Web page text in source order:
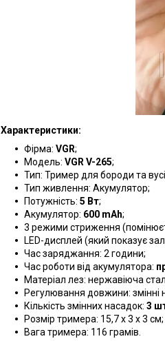
Характеристики:
Фірма: VGR;
Модель: VGR V-265;
Тип: Тример для бороди та
Тип живлення: Акумулятор;
Потужність: 5 Вт;
Акумулятор: 600 mAh;
3 режими стриження
LED-дисплей (який показує
Час заряджання: 2 години;
Час роботи від акумулятора:
Матеріал лез: нержавіюча
Регулювання довжини: змінні
Кількість змінних насадок: 3
Розмір тримера: 15,7 х 3 х 3 см;
Вага тримера: 116 грамів.